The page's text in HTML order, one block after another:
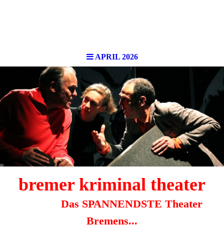
APRIL 2026
bremer kriminal theater
Das SPANNENDSTE Theater
Bremens...